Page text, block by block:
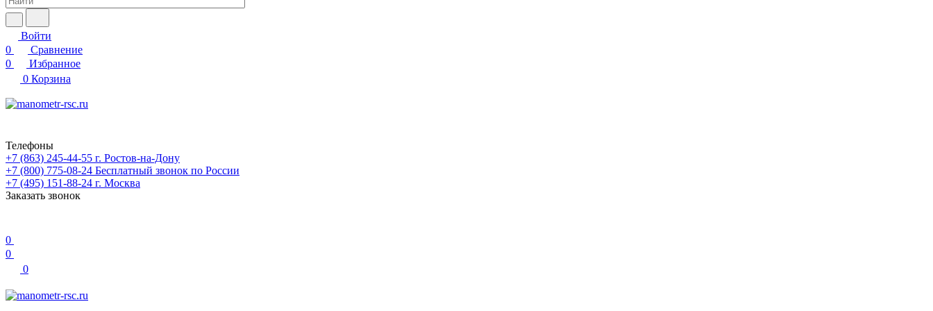
Войти
0
Сравнение
0
Избранное
0 Корзина
Телефоны
+7 (863) 245-44-55 г. Ростов-на-Дону
+7 (800) 775-08-24 Бесплатный звонок по России
+7 (495) 151-88-24 г. Москва
Заказать звонок
0
0
0